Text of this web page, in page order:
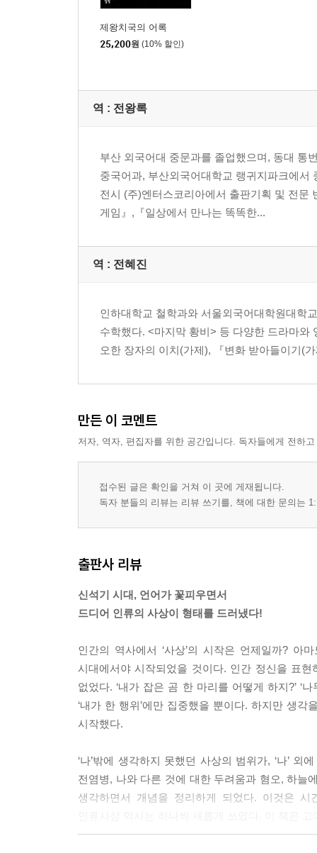
제왕치국의 어록
25,200원 (10% 할인)
역 : 전왕록
부산 외국어대 중문과를 졸업했으며, 동대 통
중국어과, 부산외국어대학교 랭귀지파크에
전시 (주)엔터스코리아에서 출판기획 및 전문
게임』,『일상에서 만나는 똑똑한...
역 : 전혜진
인하대학교 철학과와 서울외국어대학원대학
수학했다. <마지막 황비> 등 다양한 드라마
오한 장자의 이치(가제), 『변화 받아들이기(
만든 이 코멘트
저자, 역자, 편집자를 위한 공간입니다. 독자들에게 전하
접수된 글은 확인을 거쳐 이 곳에 게재됩니다.
독자 분들의 리뷰는 리뷰 쓰기를, 책에 대한 문의는
출판사 리뷰
신석기 시대, 언어가 꽃피우면서
드디어 인류의 사상이 형태를 드러냈다!
인간의 역사에서 ‘사상’의 시작은 언제일까?
시대에서야 시작되었을 것이다. 인간 정신을 표
없었다. ‘내가 잡은 곰 한 마리를 어떻게 하지?’ ‘
‘내가 한 행위’에만 집중했을 뿐이다. 하지만 생
시작했다.
‘나’밖에 생각하지 못했던 사상의 범위가, ‘나’
전염병, 나와 다른 것에 대한 두려움과 혐오, 하늘
생각하면서 개념을 정리하게 되었다. 이것은